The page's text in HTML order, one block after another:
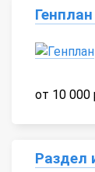
от 10 000
Раздел